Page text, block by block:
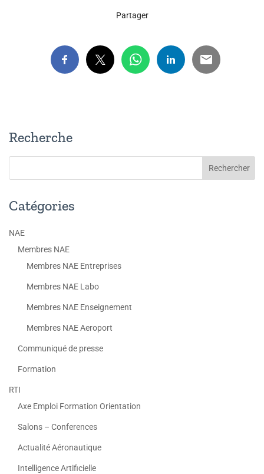
Partager
Recherche
Catégories
NAE
Membres NAE
Membres NAE Entreprises
Membres NAE Labo
Membres NAE Enseignement
Membres NAE Aeroport
Communiqué de presse
Formation
RTI
Axe Emploi Formation Orientation
Salons – Conferences
Actualité Aéronautique
Intelligence Artificielle